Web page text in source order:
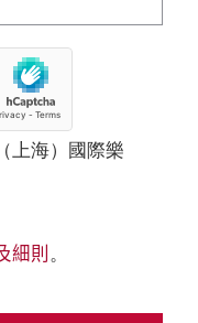
上海）國際樂
細則。